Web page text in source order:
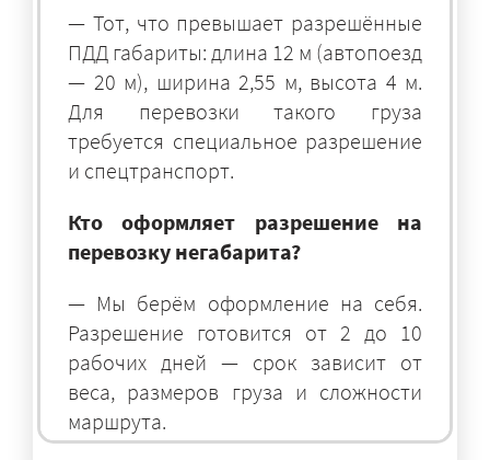
— Тот, что превышает разрешённые
ПДД габариты: длина 12 м (автопоезд
— 20 м), ширина 2,55 м, высота 4 м.
Для перевозки такого груза
требуется специальное разрешение
и спецтранспорт.
Кто оформляет разрешение на
перевозку негабарита?
— Мы берём оформление на себя.
Разрешение готовится от 2 до 10
рабочих дней — срок зависит от
веса, размеров груза и сложности
маршрута.